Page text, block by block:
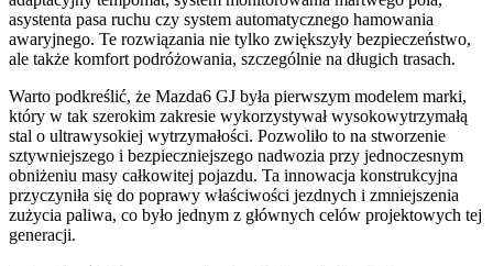
asystenta pasa ruchu czy system automatycznego hamowania
awaryjnego. Te rozwiązania nie tylko zwiększyły bezpieczeństwo,
ale także komfort podróżowania, szczególnie na długich trasach.
Warto podkreślić, że Mazda6 GJ była pierwszym modelem marki,
który w tak szerokim zakresie wykorzystywał wysokowytrzymałą
stal o ultrawysokiej wytrzymałości. Pozwoliło to na stworzenie
sztywniejszego i bezpieczniejszego nadwozia przy jednoczesnym
obniżeniu masy całkowitej pojazdu. Ta innowacja konstrukcyjna
przyczyniła się do poprawy właściwości jezdnych i zmniejszenia
zużycia paliwa, co było jednym z głównych celów projektowych tej
generacji.